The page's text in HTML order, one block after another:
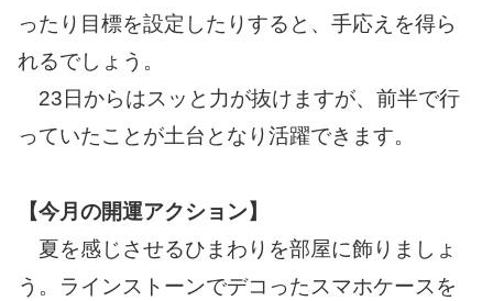
ったり目標を設定したりすると、手応えを得ら
れるでしょう。
23日からはスッと力が抜けますが、前半で行
っていたことが土台となり活躍できます。
【今月の開運アクション】
夏を感じさせるひまわりを部屋に飾りましょ
う。ラインストーンでデコったスマホケースを